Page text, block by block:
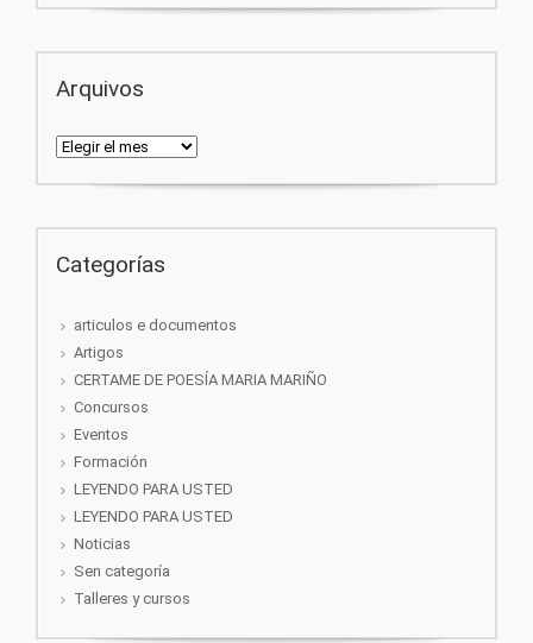
Arquivos
Arquivos
Categorías
articulos e documentos
Artigos
CERTAME DE POESÍA MARIA MARIÑO
Concursos
Eventos
Formación
LEYENDO PARA USTED
LEYENDO PARA USTED
Noticias
Sen categoría
Talleres y cursos